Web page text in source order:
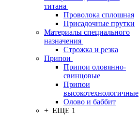
титана
Проволока сплошная
Присадочные прутки
Материалы специального
назначения
Строжка и резка
Припои
Припои оловянно-
свинцовые
Припои
высокотехнологичные
Олово и баббит
+ ЕЩЕ 1